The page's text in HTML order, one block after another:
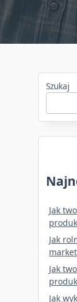
Szukaj
Jak
Jak
Jak
Jak